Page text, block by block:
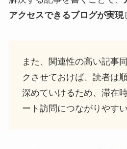
アクセスできるブログが実現
また、関連性の高い記事
クさせておけば、読者は
深めていけるため、滞在
ート訪問につながりやすい